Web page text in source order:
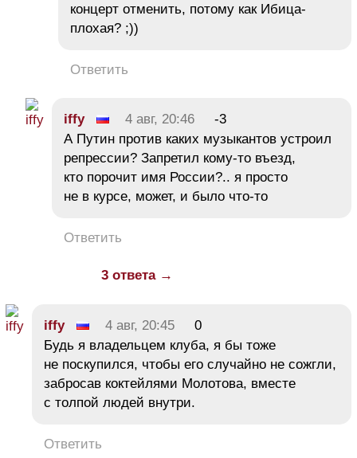
концерт отменить, потому как Ибица-
плохая? ;))
Ответить
iffy 4 авг, 20:46
-3
А Путин против каких музыкантов устроил
репрессии? Запретил кому-то въезд,
кто порочит имя России?.. я просто
не в курсе, может, и было что-то
Ответить
3 ответа →
iffy 4 авг, 20:45
0
Будь я владельцем клуба, я бы тоже
не поскупился, чтобы его случайно не сожгли,
забросав коктейлями Молотова, вместе
с толпой людей внутри.
Ответить